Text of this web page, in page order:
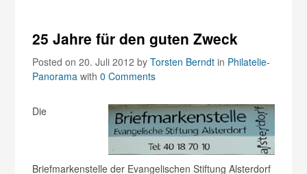
25 Jahre für den guten Zweck
Posted on 20. Juli 2012byTorsten Berndt in Philatelie-
Panorama with0 Comments
Die
Briefmarkenstelle der Evangelischen Stiftung Alsterdorf